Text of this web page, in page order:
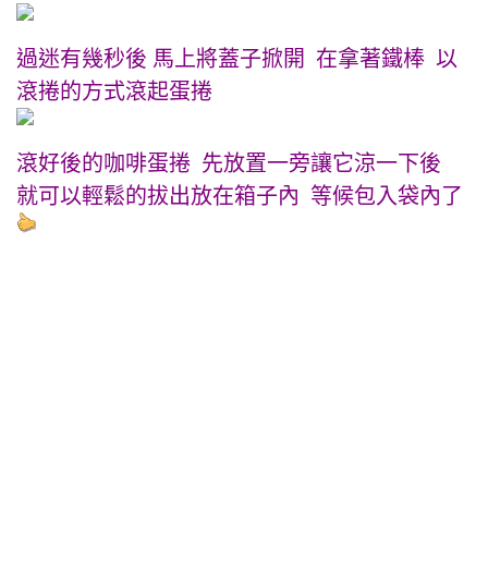
過迷有幾秒後 馬上將蓋子掀開 在拿著鐵棒 以
滾捲的方式滾起蛋捲
滾好後的咖啡蛋捲 先放置一旁讓它涼一下後
就可以輕鬆的拔出放在箱子內 等候包入袋內了